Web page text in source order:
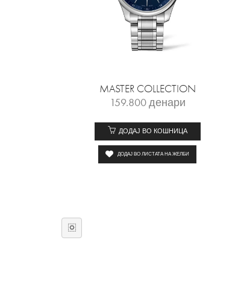
MASTER COLLECTION
159.800денари
ДОДАЈ ВО КОШНИЦА
ДОДАЈ ВО ЛИСТАТА НА ЖЕЛБИ